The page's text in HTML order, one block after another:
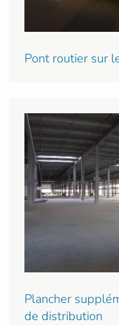
Pont routier sur
Plancher
de distribution